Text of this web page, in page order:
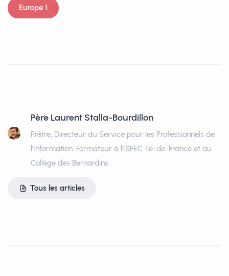
Europe 1
Père Laurent Stalla-Bourdillon
Prêtre, Directeur du Service pour les Professionnels de
l’Information. Formateur à l’ISFEC Ile-de-France et au
Collège des Bernardins.
Tous les articles